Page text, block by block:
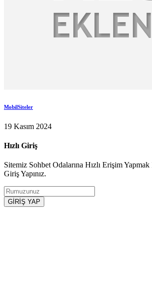
MobilSiteler
19 Kasım 2024
Hızlı Giriş
Sitemiz Sohbet Odalarına Hızlı Erişim
Giriş Yapınız.
GİRİŞ YAP